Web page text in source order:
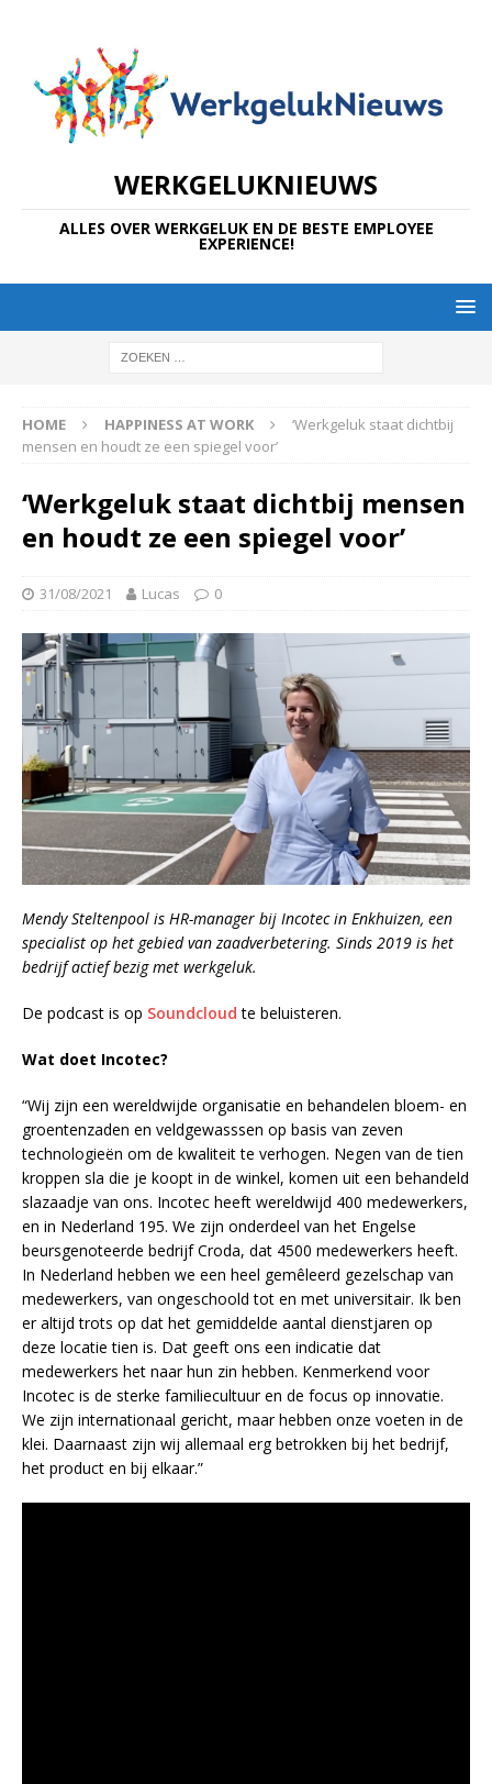
WERKGELUKNIEUWS
ALLES OVER WERKGELUK EN DE BESTE EMPLOYEE
EXPERIENCE!
HOME HAPPINESS AT WORK
‘Werkgeluk staat dichtbij
mensen en houdt ze een spiegel voor’
‘Werkgeluk staat dichtbij mensen
en houdt ze een spiegel voor’
31/08/2021 Lucas 0
Mendy Steltenpool is HR-manager bij Incotec in Enkhuizen, een
specialist op het gebied van zaadverbetering. Sinds 2019 is het
bedrijf actief bezig met werkgeluk.
De podcast is op Soundcloud te beluisteren.
Wat doet Incotec?
“Wij zijn een wereldwijde organisatie en behandelen bloem- en
groentenzaden en veldgewasssen op basis van zeven
technologieën om de kwaliteit te verhogen. Negen van de tien
kroppen sla die je koopt in de winkel, komen uit een behandeld
slazaadje van ons. Incotec heeft wereldwijd 400 medewerkers,
en in Nederland 195. We zijn onderdeel van het Engelse
beursgenoteerde bedrijf Croda, dat 4500 medewerkers heeft.
In Nederland hebben we een heel gemêleerd gezelschap van
medewerkers, van ongeschoold tot en met universitair. Ik ben
er altijd trots op dat het gemiddelde aantal dienstjaren op
deze locatie tien is. Dat geeft ons een indicatie dat
medewerkers het naar hun zin hebben. Kenmerkend voor
Incotec is de sterke familiecultuur en de focus op innovatie.
We zijn internationaal gericht, maar hebben onze voeten in de
klei. Daarnaast zijn wij allemaal erg betrokken bij het bedrijf,
het product en bij elkaar.”